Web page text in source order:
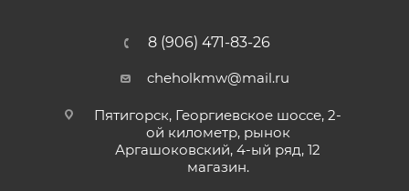
8 (906) 471-83-26
cheholkmw@mail.ru
Пятигорск, Георгиевское шоссе, 2-
ой километр, рынок
Аргашоковский, 4-ый ряд, 12
магазин.